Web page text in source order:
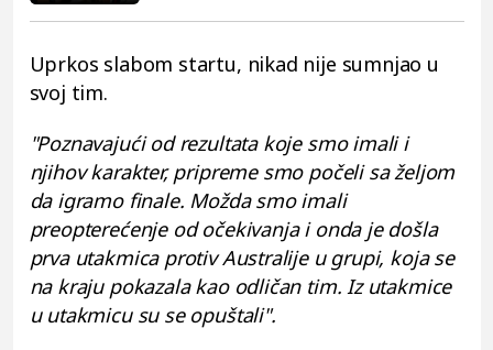
Uprkos slabom startu, nikad nije sumnjao u
svoj tim.
"Poznavajući od rezultata koje smo imali i
njihov karakter, pripreme smo počeli sa željom
da igramo finale. Možda smo imali
preopterećenje od očekivanja i onda je došla
prva utakmica protiv Australije u grupi, koja se
na kraju pokazala kao odličan tim. Iz utakmice
u utakmicu su se opuštali".